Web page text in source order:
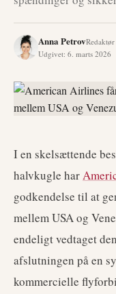
Anna Petrov
Udgivet: 6. marts 2026
I en skelsættende
halvkugle har
godkendelse til at
mellem USA og
endeligt vedtaget
afslutningen på en
kommercielle